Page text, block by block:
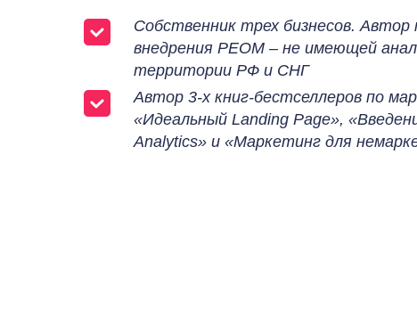
Собственник трех бизнесов. Автор
внедрения РЕОМ – не имеющей
территории РФ и СНГ
Автор 3-х книг-бестселлеров по
«Идеальный Landing Page»,
Analytics» и «Маркетинг для